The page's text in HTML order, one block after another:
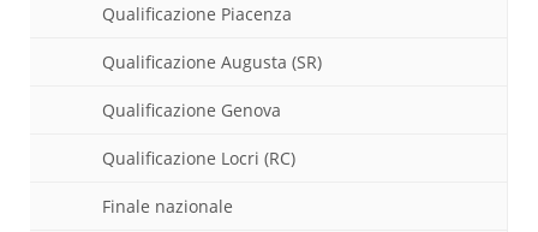
Qualificazione Piacenza
Qualificazione Augusta (SR)
Qualificazione Genova
Qualificazione Locri (RC)
Finale nazionale